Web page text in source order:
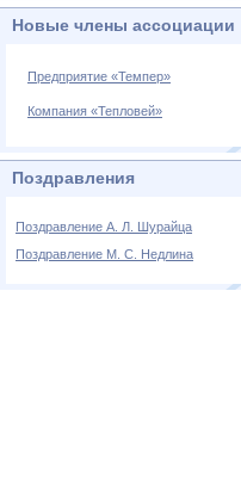
Новые члены ассоциации
Предприятие «Темпер»
Компания «Тепловей»
Поздравления
Поздравление А. Л. Шурайца
Поздравление М. С. Недлина